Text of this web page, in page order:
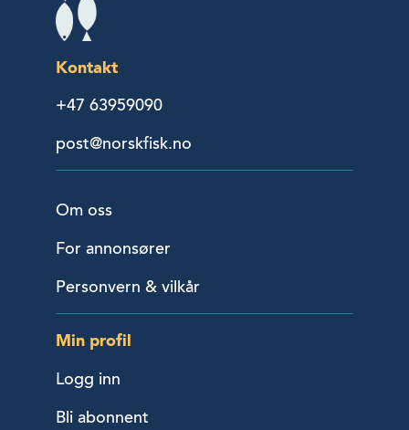
Kontakt
+47 63959090
post@norskfisk.no
Om oss
For annonsører
Personvern & vilkår
Min profil
Logg inn
Bli abonnent